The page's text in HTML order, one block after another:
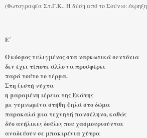
(Φωτογραφία Στ.Γ.Κ., Η δύση από το Σούνιο:
Ε΄
Ο κόσμος τυλιγμένος στα ναρκωτικά σεντόνια
δεν έχει τίποτε άλλο να προσφέρει
παρά τούτο το τέρμα.
Στη ζεστή νύχτα
η μαραμένη ιέρεια της Εκάτης
με γυμνωμένα στήθη ψηλά στο δώμα
παρακαλά μια τεχνητή πανσέληνο, καθώς
δύο ανήλικες δούλες που χασμουριούνται
αναδεύουν σε μπακιρένια χύτρα